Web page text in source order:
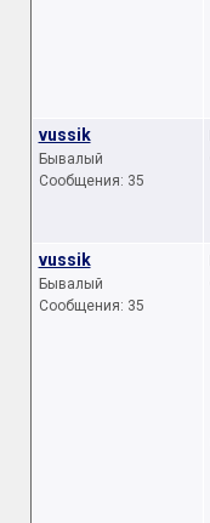
vussik
Бывалый
Сообщения: 35
vussik
Бывалый
Сообщения: 35